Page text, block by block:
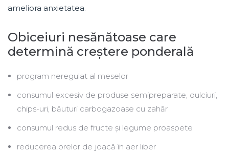
ameliora anxietatea.
Obiceiuri nesănătoase care
determină creștere ponderală
program neregulat al meselor
consumul excesiv de produse semipreparate, dulciuri,
chips-uri, băuturi carbogazoase cu zahăr
consumul redus de fructe și legume proaspete
reducerea orelor de joacă în aer liber